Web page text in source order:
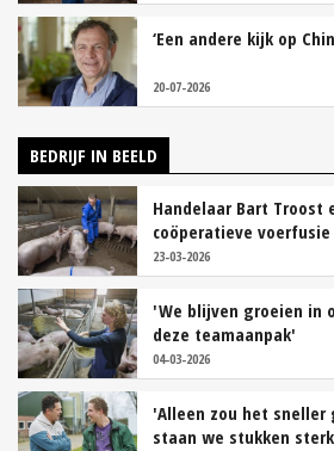
‘Een andere kijk op
20-07-2026
BEDRIJF IN BEELD
Handelaar Bart Troost
coöperatieve voerfusie
23-03-2026
'We blijven groeien in
deze teamaanpak'
04-03-2026
'Alleen zou het sneller
staan we stukken